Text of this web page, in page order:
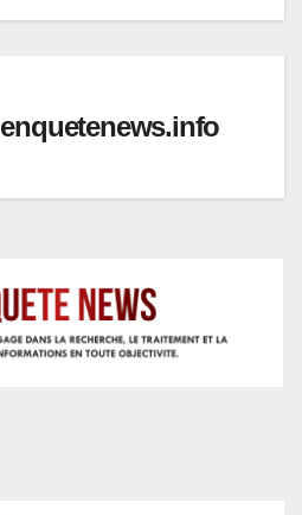
enquetenews.info